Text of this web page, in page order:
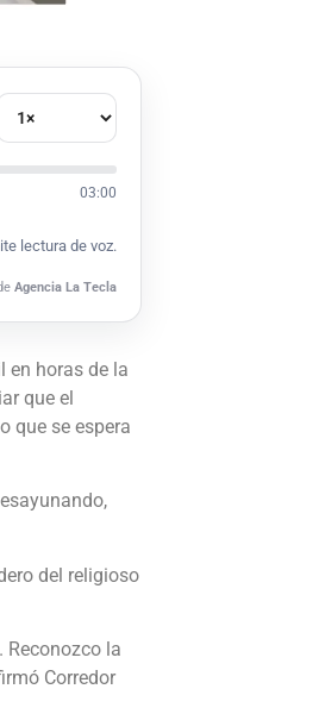
03:00
lectura de voz.
Agencia La Tecla
en horas de la
que el
que se espera
del religioso
Reconozco la
Corredor